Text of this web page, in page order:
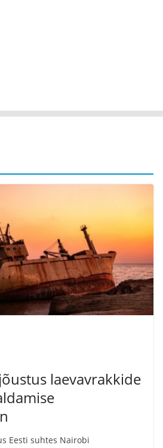
laevavrakkide
Eesti suhtes Nairobi